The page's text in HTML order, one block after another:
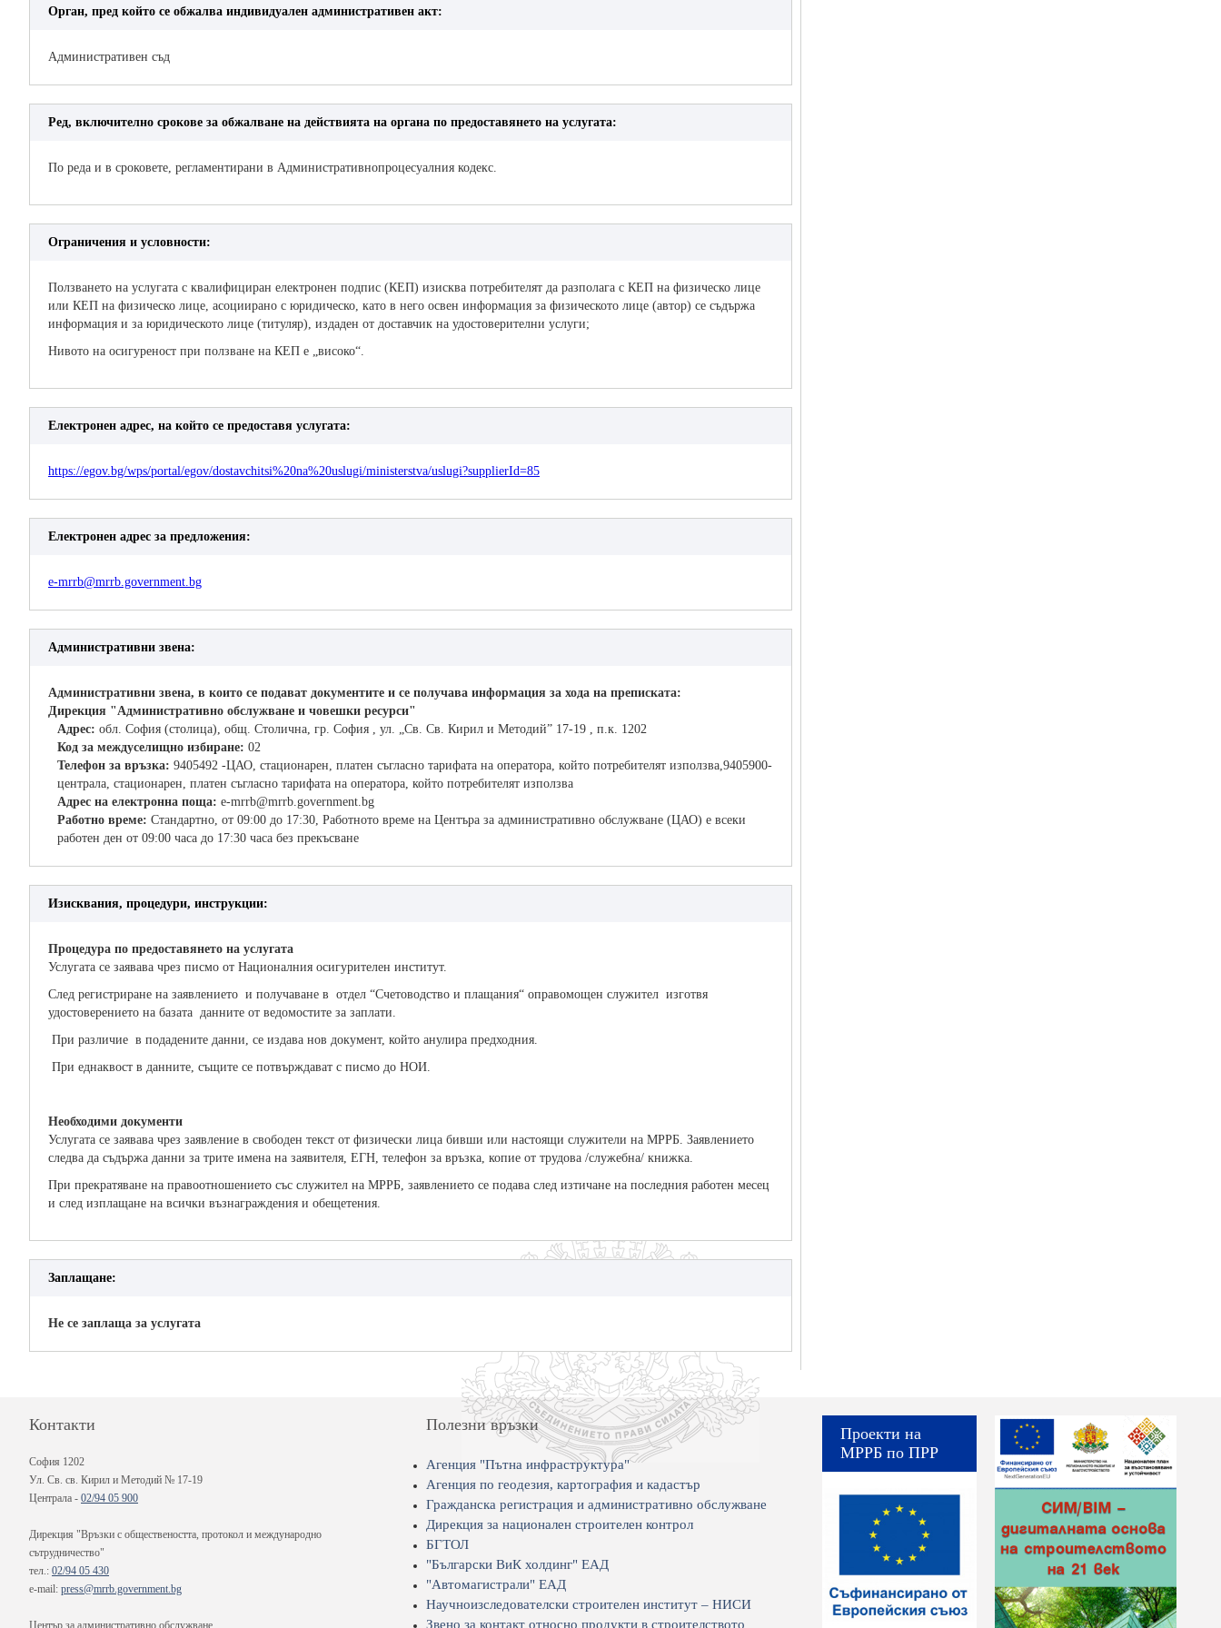
Орган, пред който се обжалва индивидуален административен акт:
Административен съд
Ред, включително срокове за обжалване на действията на органа по предоставянето на услугата:
По реда и в сроковете, регламентирани в Административнопроцесуалния кодекс.
Ограничения и условности:
Ползването на услугата с квалифициран електронен подпис (КЕП) изисква потребителят да разполага с КЕП на физическо лице
или КЕП на физическо лице, асоциирано с юридическо, като в него освен информация за физическото лице (автор) се съдържа
информация и за юридическото лице (титуляр), издаден от доставчик на удостоверителни услуги;
Нивото на осигуреност при ползване на КЕП е „високо“.
Електронен адрес, на който се предоставя услугата:
https://egov.bg/wps/portal/egov/dostavchitsi%20na%20uslugi/ministerstva/uslugi?supplierId=85
Електронен адрес за предложения:
e-mrrb@mrrb.government.bg
Административни звена:
Административни звена, в които се подават документите и се получава информация за хода на преписката:
Дирекция "Административно обслужване и човешки ресурси"
Адрес: обл. София (столица), общ. Столична, гр. София , ул. „Св. Св. Кирил и Методий” 17-19 , п.к. 1202
Код за междуселищно избиране: 02
Телефон за връзка: 9405492 -ЦАО, стационарен, платен съгласно тарифата на оператора, който потребителят използва,9405900-
централа, стационарен, платен съгласно тарифата на оператора, който потребителят използва
Адрес на електронна поща: e-mrrb@mrrb.government.bg
Работно време: Стандартно, от 09:00 до 17:30, Работното време на Центъра за административно обслужване (ЦАО) е всеки
работен ден от 09:00 часа до 17:30 часа без прекъсване
Изисквания, процедури, инструкции:
Процедура по предоставянето на услугата
Услугата се заявава чрез писмо от Националния осигурителен институт.
След регистриране на заявлението и получаване в отдел “Счетоводство и плащания“ оправомощен служител изготвя
удостоверението на базата данните от ведомостите за заплати.
При различие в подадените данни, се издава нов документ, който анулира предходния.
При еднаквост в данните, същите се потвърждават с писмо до НОИ.
Необходими документи
Услугата се заявава чрез заявление в свободен текст от физически лица бивши или настоящи служители на МРРБ. Заявлението
следва да съдържа данни за трите имена на заявителя, ЕГН, телефон за връзка, копие от трудова /служебна/ книжка.
При прекратяване на правоотношението със служител на МРРБ, заявлението се подава след изтичане на последния работен месец
и след изплащане на всички възнаграждения и обещетения.
Заплащане:
Не се заплаща за услугата
Контакти
София 1202
Ул. Св. св. Кирил и Методий № 17-19
Централа - 02/94 05 900
Дирекция "Връзки с обществеността, протокол и международно
сътрудничество"
тел.: 02/94 05 430
e-mail: press@mrrb.government.bg
Център за административно обслужване
Полезни връзки
Агенция "Пътна инфраструктура"
Агенция по геодезия, картография и кадастър
Гражданска регистрация и административно обслужване
Дирекция за национален строителен контрол
БГТОЛ
"Български ВиК холдинг" ЕАД
"Автомагистрали" ЕАД
Научноизследователски строителен институт – НИСИ
Звено за контакт относно продукти в строителството
Проекти на
МРРБ по ПРР